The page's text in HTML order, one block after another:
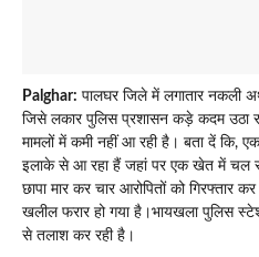
Palghar: पालघर जिले में लगातार नकली
जिसे लकार पुलिस प्रशासन कड़े कदम उठा
मामलों में कमी नहीं आ रही है। बता दें कि, एक
इलाके से आ रहा हैं जहां पर एक खेत में चल
छापा मार कर चार आरोपितों को गिरफ्तार
खलील फरार हो गया है।भायखला पुलिस
से तलाश कर रही है।